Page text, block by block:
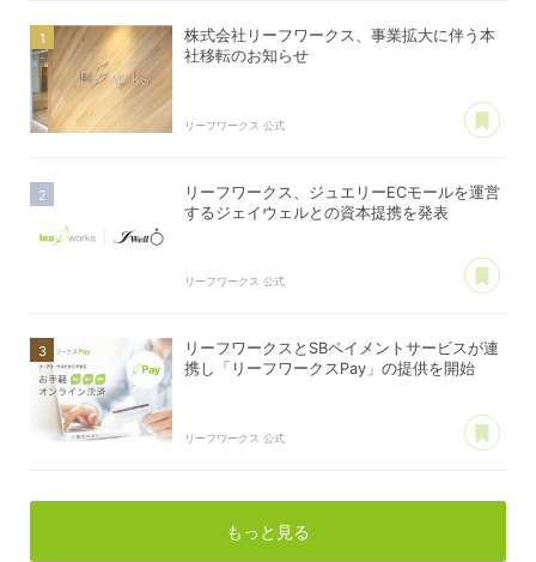
株式会社リーフワークス、事業拡大に伴う本
社移転のお知らせ
リーフワークス 公式
リーフワークス、ジュエリーECモールを運営
するジェイウェルとの資本提携を発表
リーフワークス 公式
リーフワークスとSBペイメントサービスが連
携し「リーフワークスPay」の提供を開始
リーフワークス 公式
もっと見る